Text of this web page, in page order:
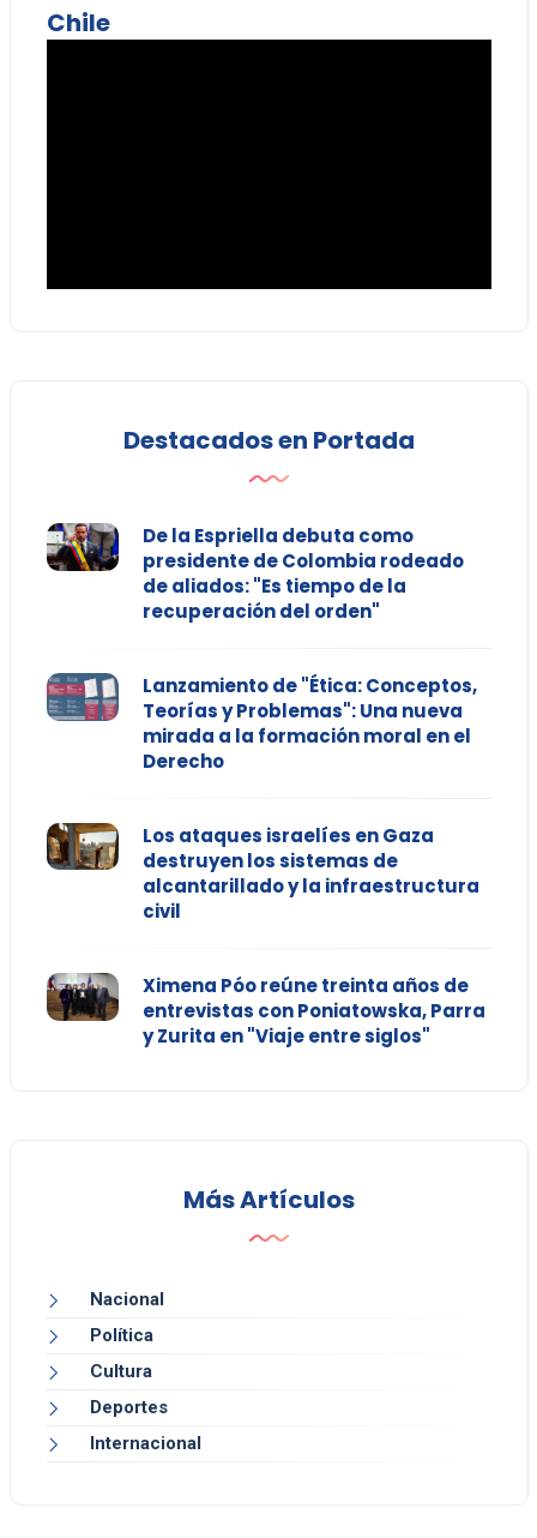
Chile
Destacados en Portada
De la Espriella debuta como
presidente de Colombia rodeado
de aliados: "Es tiempo de la
recuperación del orden"
Lanzamiento de "Ética: Conceptos,
Teorías y Problemas": Una nueva
mirada a la formación moral en el
Derecho
Los ataques israelíes en Gaza
destruyen los sistemas de
alcantarillado y la infraestructura
civil
Ximena Póo reúne treinta años de
entrevistas con Poniatowska, Parra
y Zurita en "Viaje entre siglos"
Más Artículos
Nacional
Política
Cultura
Deportes
Internacional